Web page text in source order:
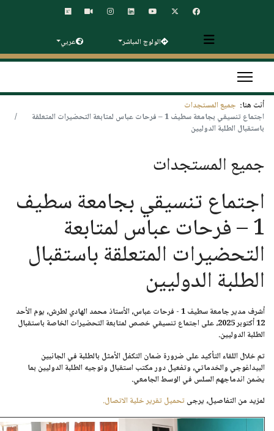
الولوج المباشر عربي
أنت هنا: جميع المستجدات
اجتماع تنسيقي بجامعة سطيف 1 – فرحات عباس لمتابعة التحضيرات المتعلقة
باستقبال الطلبة الدوليين
جميع المستجدات
اجتماع تنسيقي بجامعة سطيف
1 – فرحات عباس لمتابعة
التحضيرات المتعلقة باستقبال
الطلبة الدوليين
أشرف مدير جامعة سطيف 1 - فرحات عباس، الأستاذ محمد الهادي لطرش، يومالأحد
12 أكتوبر 2025
، على اجتماع تنسيقي خصص لمتابعة التحضيرات الخاصة باستقبال
الطلبة الدوليين.
تم خلال اللقاء التأكيد على ضرورة ضمان التكفل الأمثل بالطلبة في الجانبين
البيداغوجي والخدماتي، وتفعيل دور مكتب استقبال وتوجيه الطلبة الدوليين بما
يضمن اندماجهم السلس في الوسط الجامعي.
لمزيد من التفاصيل، يرجىتحميل تقرير خلية الاتصال.